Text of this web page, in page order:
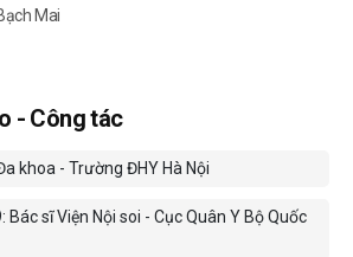
Mai
- Công tác
khoa - Trường ĐHY Hà Nội
sĩ Viện Nội soi - Cục Quân Y Bộ Quốc